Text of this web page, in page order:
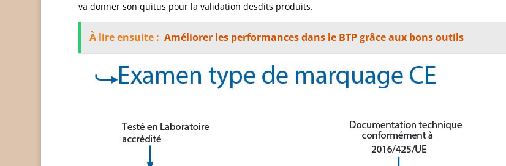
va donner son quitus pour la validation desdits produits.
À lire ensuite : Améliorer les performances dans le BTP grâce aux bons outils